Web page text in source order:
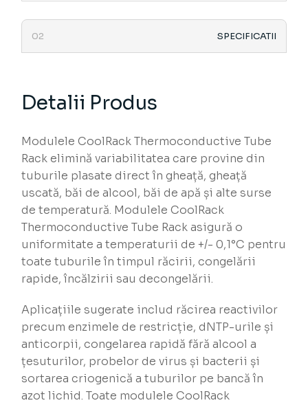
SPECIFICATII
Detalii Produs
Modulele CoolRack Thermoconductive Tube
Rack elimină variabilitatea care provine din
tuburile plasate direct în gheață, gheață
uscată, băi de alcool, băi de apă și alte surse
de temperatură. Modulele CoolRack
Thermoconductive Tube Rack asigură o
uniformitate a temperaturii de +/- 0,1°C pentru
toate tuburile în timpul răcirii, congelării
rapide, încălzirii sau decongelării.
Aplicațiile sugerate includ răcirea reactivilor
precum enzimele de restricție, dNTP-urile și
anticorpii, congelarea rapidă fără alcool a
țesuturilor, probelor de virus și bacterii și
sortarea criogenică a tuburilor pe bancă în
azot lichid. Toate modulele CoolRack